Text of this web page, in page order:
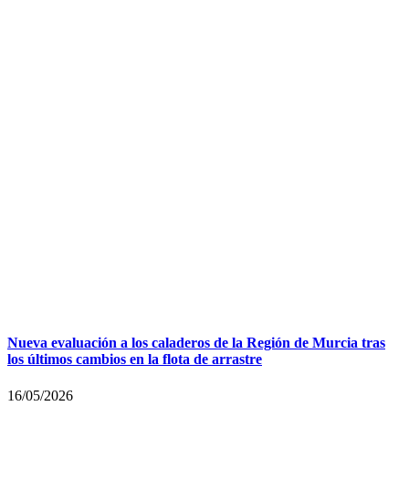
Nueva evaluación a los caladeros de la Región de Murcia tras
los últimos cambios en la flota de arrastre
16/05/2026